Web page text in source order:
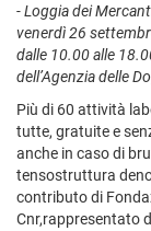
- Loggia dei
venerdì 26
dalle 10.00 alle
dell’Agenzia delle
Più di 60 attività
tutte, gratuite e
anche in caso di
tensostruttura
contributo di
Cnr,rappresentato